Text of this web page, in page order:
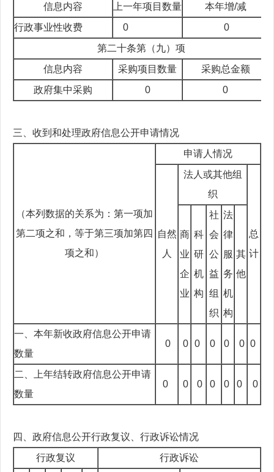
信息内容
上一年项目数量
本年增/减
行政事业性收费
0
0
第二十条第（九）项
信息内容
采购项目数量
采购总金额
政府集中采购
0 0
三、收到和处理政府信息公开申请情况
（本列数据的关系为：第一项加
第二项之和，等于第三项加第四
项之和）
申请人情况
自然
人
法人或其他组
织
总
计
商
业
企
业
科
研
机
构
社
会
公
益
组
织
法
律
服
务
机
构
其
他
一、本年新收政府信息公开申请
数量
0 0 0 0 0 0 0
二、上年结转政府信息公开申请
数量
0 0 0 0 0 0 0
四、政府信息公开行政复议、行政诉讼情况
行政复议
行政诉讼